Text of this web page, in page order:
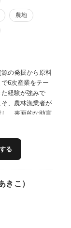
農地
の発掘から原料
6次産業をテー
経験が強みで
、農林漁業者が
、表面的な助言
伴走支援」が可
ケティングの知
に商品のリブラ
ではなく、現場
実現手法を共に
ます。
る
きこ）